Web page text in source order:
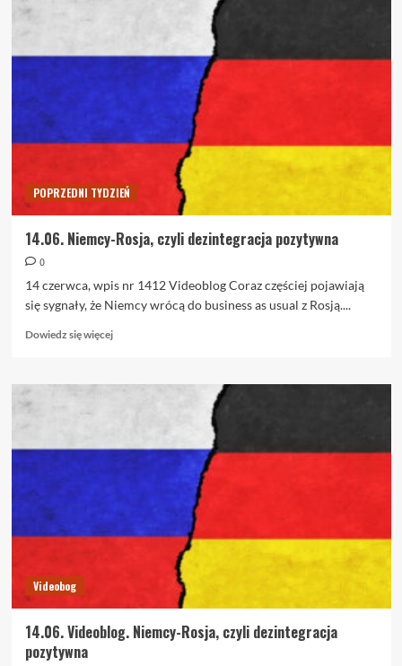
wylądował
POPRZEDNI TYDZIEŃ
14.06. Niemcy-Rosja, czyli dezintegracja pozytywna
0
14 czerwca, wpis nr 1412 Videoblog Coraz częściej pojawiają
się sygnały, że Niemcy wrócą do business as usual z Rosją....
Dowiedz się więcejDowiedz
o
czyli
dezintegracja
Videobog
14.06. Videoblog. Niemcy-Rosja, czyli dezintegracja
pozytywna